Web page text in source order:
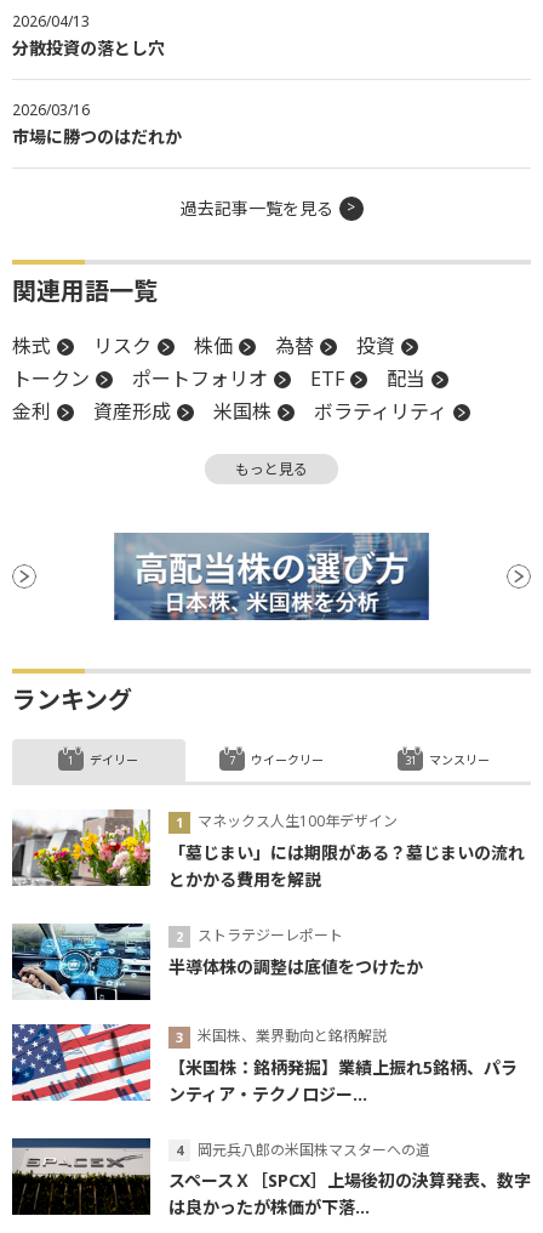
2026/04/13
分散投資の落とし穴
2026/03/16
市場に勝つのはだれか
過去記事一覧を見る
関連用語一覧
株式 リスク 株価 為替
投資
トークン
ポートフォリオ ETF
配当
金利
資産形成 米国株
ボラティリティ
分配金
流動性
個人投資家 債券
資産運用
上場
地政学リスク 投資信託
売買代金
もっと見る
ランキング
デイリー
マネックス人生100年デザイン
「墓じまい」には期限がある？墓じまいの流れ
とかかる費用を解説
ストラテジーレポート
半導体株の調整は底値をつけたか
米国株、業界動向と銘柄解説
【米国株：銘柄発掘】業績上振れ5銘柄、パラ
ンティア・テクノロジー...
岡元兵八郎の米国株マスターへの道
スペースＸ［SPCX］上場後初の決算発表、数字
は良かったが株価が下落...
ウイークリー マンスリー